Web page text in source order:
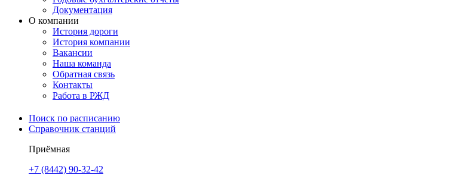
Документация
О компании
История дороги
История компании
Вакансии
Наша команда
Обратная связь
Контакты
Работа в РЖД
Поиск по расписанию
Справочник станций
Приёмная
+7 (8442) 90-32-42